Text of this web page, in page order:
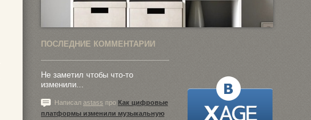
ПОСЛЕДНИЕ КОММЕНТАРИИ
Не заметил чтобы что-то
изменили...
Написал astass про Как цифровые
платформы изменили музыкальную